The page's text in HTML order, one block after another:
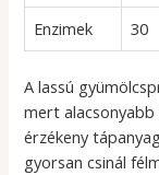
Enzimek
30
A lassú
mert
érzékeny
gyorsan csinál